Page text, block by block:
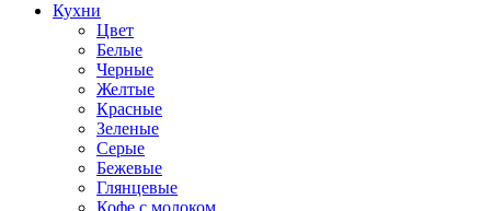
Кухни
Цвет
Белые
Черные
Желтые
Красные
Зеленые
Серые
Бежевые
Глянцевые
Кофе с молоком